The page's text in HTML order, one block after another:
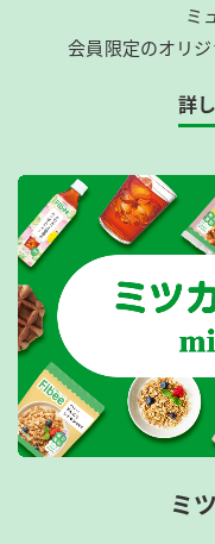
ミ
会員限定のオリ
詳
ミ